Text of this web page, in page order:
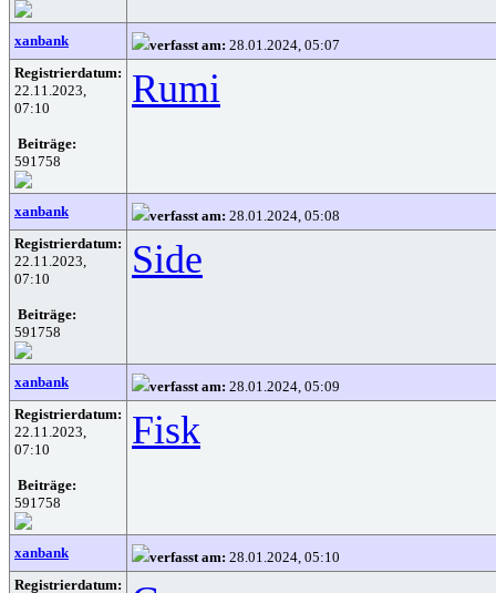
xanbank verfasst am: 28.01.2024, 05:07
Registrierdatum:
22.11.2023,
07:10
Beiträge:
591758
Rumi
xanbank verfasst am: 28.01.2024, 05:08
Registrierdatum:
22.11.2023,
07:10
Beiträge:
591758
Side
xanbank verfasst am: 28.01.2024, 05:09
Registrierdatum:
22.11.2023,
07:10
Beiträge:
591758
Fisk
xanbank verfasst am: 28.01.2024, 05:10
Registrierdatum: